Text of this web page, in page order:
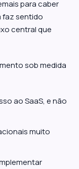
para caber
faz sentido
central que
sob medida
ao SaaS, e não
muito